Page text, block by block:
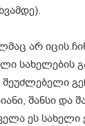
არ იცის
სახელების
შანსი და
ეს სახელი